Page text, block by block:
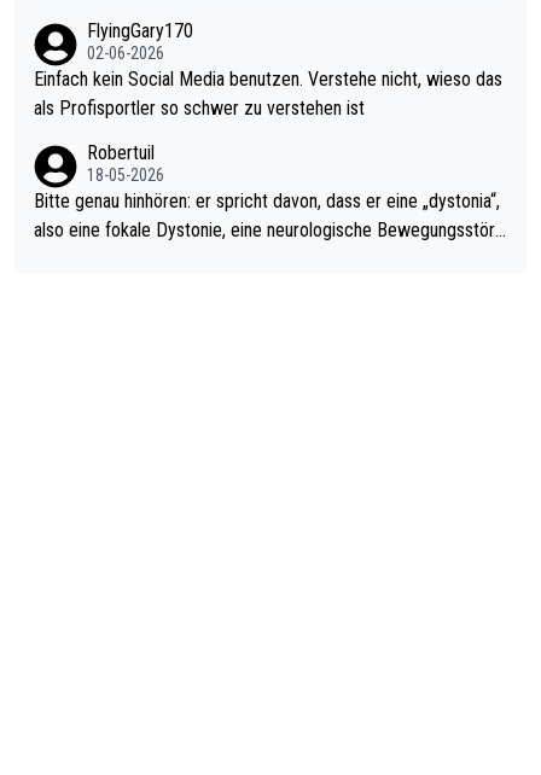
el hat.
s Leben in den Griff kriegen. Nur eins wundert mich: Luke Little
r war doch neulich erst derjenige, der über Social Media GvV p
rovoziert hat. Und Littlers Mutter schießt öfters mal gegen Ric
FlyingGary170
02-06-2026
Einfach kein Social Media benutzen. Verstehe nicht, wieso das
als Profisportler so schwer zu verstehen ist
Robertuil
18-05-2026
Bitte genau hinhören: er spricht davon, dass er eine „dystonia“,
also eine fokale Dystonie, eine neurologische Bewegungsstöru